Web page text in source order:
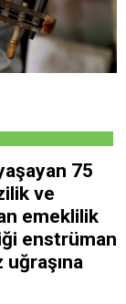
75
ve
emeklilik
enstrüman
uğraşına